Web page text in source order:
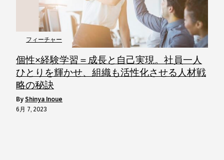
フィーチャー
個性×経験学習＝成長と自己実現。社員一人
ひとりを輝かせ、組織も活性化させる人材戦
略の秘訣
by Shinya Inoue
6月 7, 2023